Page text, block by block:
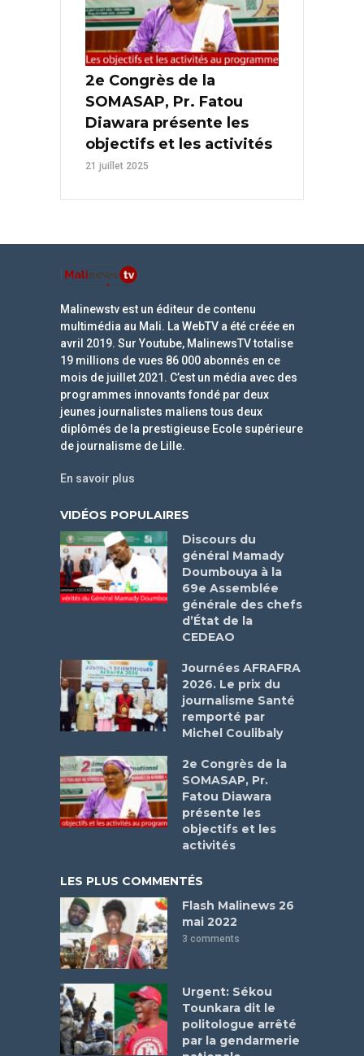
2e Congrès de la
SOMASAP, Pr. Fatou
Diawara présente les
objectifs et les activités
21 juillet 2025
Malinewstv est un éditeur de contenu
multimédia au Mali. La WebTV a été créée en
avril 2019. Sur Youtube, MalinewsTV totalise
19 millions de vues 86 000 abonnés en ce
mois de juillet 2021. C’est un média avec des
programmes innovants fondé par deux
jeunes journalistes maliens tous deux
diplômés de la prestigieuse Ecole supérieure
de journalisme de Lille.
En savoir plus
VIDÉOS POPULAIRES
Discours du
général Mamady
Doumbouya à la
69e Assemblée
générale des chefs
d’État de la
CEDEAO
Journées AFRAFRA
2026. Le prix du
journalisme Santé
remporté par
Michel Coulibaly
2e Congrès de la
SOMASAP, Pr.
Fatou Diawara
présente les
objectifs et les
activités
LES PLUS COMMENTÉS
Flash Malinews 26
mai 2022
3 comments
Urgent: Sékou
Tounkara dit le
politologue arrêté
par la gendarmerie